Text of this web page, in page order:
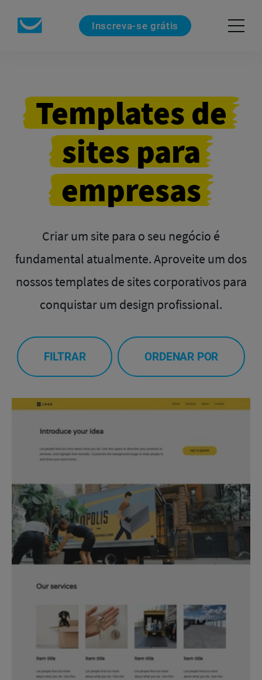
Inscreva-se grátis
Templates de
sites para
empresas
Criar um site para o seu negócio é
fundamental atualmente. Aproveite um dos
nossos templates de sites corporativos para
conquistar um design profissional.
FILTRAR ORDENAR POR